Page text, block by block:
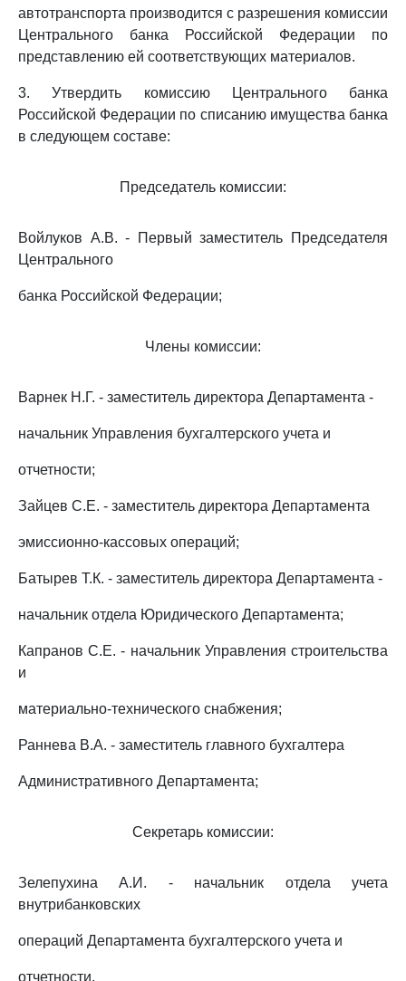
автотранспорта производится с разрешения комиссии
Центрального банка Российской Федерации по
представлению ей соответствующих материалов.
3. Утвердить комиссию Центрального банка
Российской Федерации по списанию имущества банка
в следующем составе:
Председатель комиссии:
Войлуков А.В. - Первый заместитель Председателя
Центрального
банка Российской Федерации;
Члены комиссии:
Варнек Н.Г. - заместитель директора Департамента -
начальник Управления бухгалтерского учета и
отчетности;
Зайцев С.Е. - заместитель директора Департамента
эмиссионно-кассовых операций;
Батырев Т.К. - заместитель директора Департамента -
начальник отдела Юридического Департамента;
Капранов С.Е. - начальник Управления строительства
и
материально-технического снабжения;
Раннева В.А. - заместитель главного бухгалтера
Административного Департамента;
Секретарь комиссии:
Зелепухина А.И. - начальник отдела учета
внутрибанковских
операций Департамента бухгалтерского учета и
отчетности.